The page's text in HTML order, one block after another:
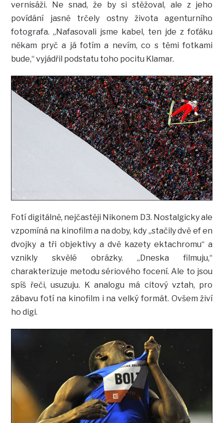
vernisáži. Ne snad, že by si stěžoval, ale z jeho
povídání jasně trčely ostny života agenturního
fotografa. „Nafasovali jsme kabel, ten jde z foťáku
někam pryč a já fotím a nevím, co s těmi fotkami
bude,“ vyjádřil podstatu toho pocitu Klamar.
Fotí digitálně, nejčastěji Nikonem D3. Nostalgicky ale
vzpomíná na kinofilm a na doby, kdy „stačily dvě ef en
dvojky a tři objektivy a dvě kazety ektachromu“ a
vznikly skvělé obrázky. „Dneska filmuju,“
charakterizuje metodu sériového focení. Ale to jsou
spíš řeči, usuzuju. K analogu má citový vztah, pro
zábavu fotí na kinofilm i na velký formát. Ovšem živí
ho digi.